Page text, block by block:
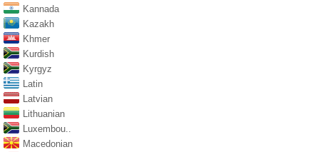
Kannada
Kazakh
Khmer
Kurdish
Kyrgyz
Latin
Latvian
Lithuanian
Luxembou..
Macedonian